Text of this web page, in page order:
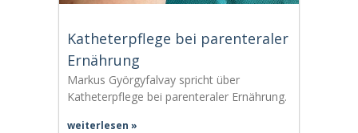
Katheterpflege bei parenteraler
Ernährung
Markus Györgyfalvay spricht über
Katheterpflege bei parenteraler Ernährung.
weiterlesen »